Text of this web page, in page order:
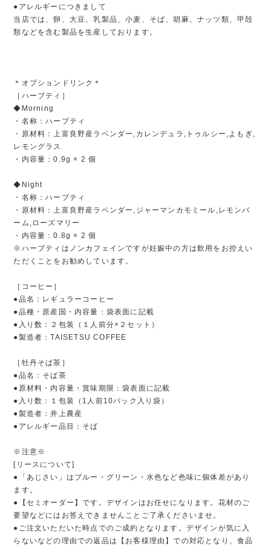
●アレルギーにつきまして
当店では、卵、大豆、乳製品、小麦、そば、胡麻、ナッツ類、甲殻
類などを含む製品を生産しております。
＊オプションドリンク＊
［ハーブティ］
◆Morning
・名称：ハーブティ
・原材料：上富良野産ラベンダー,カレンデュラ,トゥルシー,よもぎ,
レモングラス
・内容量：0.9g × 2 個
◆Night
・名称：ハーブティ
・原材料：上富良野産ラベンダー,ジャーマンカモミール,レモンバ
ーム,ローズマリー
・内容量：0.8g × 2 個
※ハーブティはノンカフェインですが妊娠中の方は飲用をお控えい
ただくことをお勧めしています。
［コーヒー］
●品名：レギュラーコーヒー
●品種・原産国・内容量：袋表面に記載
●入り数：２包装（１人前分×２セット）
●製造者：TAISETSU COFFEE
［牡丹そば茶］
●品名：そば茶
●原材料・内容量・賞味期限：袋表面に記載
●入り数：１包装（1人前10パック入り袋）
●製造者：井上農産
●アレルギー品目：そば
※注意※
[リースについて]
●「あじさい」はブルー・グリーン・水色など色味に個体差があり
ます。
●【セミオーダー】です。デザインはお任せになります。花材のご
要望などにはお答えできませんことご了承くださいませ。
●ご注文いただいた時点でのご成約となります。デザインが気に入
らないなどの理由での返品は【お客様理由】での対応となり、食品